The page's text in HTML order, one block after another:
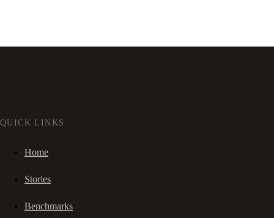
QUICK LINKS
Home
Stories
Benchmarks